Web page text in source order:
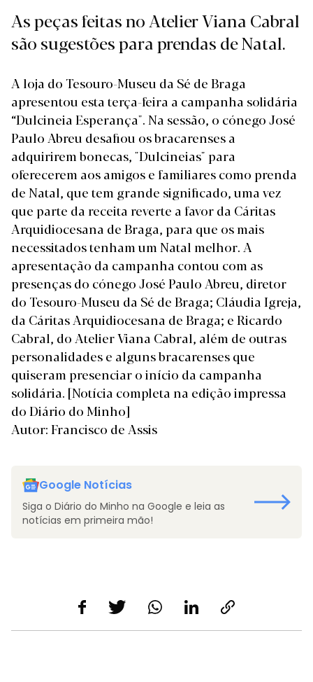
As peças feitas no Atelier Viana Cabral
são sugestões para prendas de Natal.
A loja do Tesouro-Museu da Sé de Braga
apresentou esta terça-feira a campanha solidária
“Dulcineia Esperança". Na sessão, o cónego José
Paulo Abreu desafiou os bracarenses a
adquirirem bonecas, "Dulcineias" para
oferecerem aos amigos e familiares como prenda
de Natal, que tem grande significado, uma vez
que parte da receita reverte a favor da Cáritas
Arquidiocesana de Braga, para que os mais
necessitados tenham um Natal melhor. A
apresentação da campanha contou com as
presenças do cónego José Paulo Abreu, diretor
do Tesouro-Museu da Sé de Braga; Cláudia Igreja,
da Cáritas Arquidiocesana de Braga; e Ricardo
Cabral, do Atelier Viana Cabral, além de outras
personalidades e alguns bracarenses que
quiseram presenciar o início da campanha
solidária. [Notícia completa na edição impressa
do Diário do Minho]
Autor: Francisco de Assis
Google Notícias
Siga o Diário do Minho na Google e leia as
notícias em primeira mão!